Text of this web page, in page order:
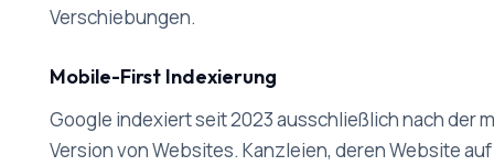
Verschiebungen.
Mobile-First Indexierung
Google indexiert seit 2023 ausschließlich nach der
Version von Websites. Kanzleien, deren Website